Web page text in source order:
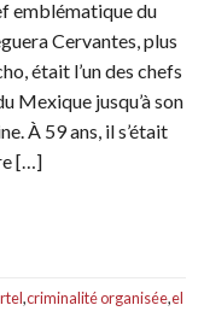
emblématique du
Cervantes, plus
était l’un des chefs
Mexique jusqu’à son
À 59 ans, il s’était
[…]
,criminalité organisée,el